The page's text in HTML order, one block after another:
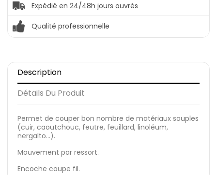
Expédié en 24/48h jours ouvrés
Qualité professionnelle
Description
Détails Du Produit
Permet de couper bon nombre de matériaux souples
(cuir, caoutchouc, feutre, feuillard, linoléum,
nergalto...).
Mouvement par ressort.
Encoche coupe fil.